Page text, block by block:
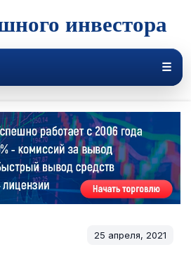
инвестора
☰
25 апреля, 2021